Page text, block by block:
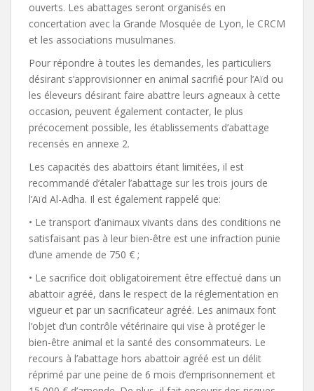
ouverts. Les abattages seront organisés en
concertation avec la Grande Mosquée de Lyon, le CRCM
et les associations musulmanes.
Pour répondre à toutes les demandes, les particuliers
désirant s’approvisionner en animal sacrifié pour l’Aïd ou
les éleveurs désirant faire abattre leurs agneaux à cette
occasion, peuvent également contacter, le plus
précocement possible, les établissements d’abattage
recensés en annexe 2.
Les capacités des abattoirs étant limitées, il est
recommandé d’étaler l’abattage sur les trois jours de
l’Aïd Al-Adha. Il est également rappelé que:
• Le transport d’animaux vivants dans des conditions ne
satisfaisant pas à leur bien-être est une infraction punie
d’une amende de 750 € ;
• Le sacrifice doit obligatoirement être effectué dans un
abattoir agréé, dans le respect de la réglementation en
vigueur et par un sacrificateur agréé. Les animaux font
l’objet d’un contrôle vétérinaire qui vise à protéger le
bien-être animal et la santé des consommateurs. Le
recours à l’abattage hors abattoir agréé est un délit
réprimé par une peine de 6 mois d’emprisonnement et